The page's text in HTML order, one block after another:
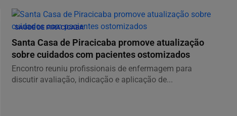
SAUDE DE PIRACICABA
Santa Casa de Piracicaba promove atualização
sobre cuidados com pacientes ostomizados
Encontro reuniu profissionais de enfermagem para
discutir avaliação, indicação e aplicação de...